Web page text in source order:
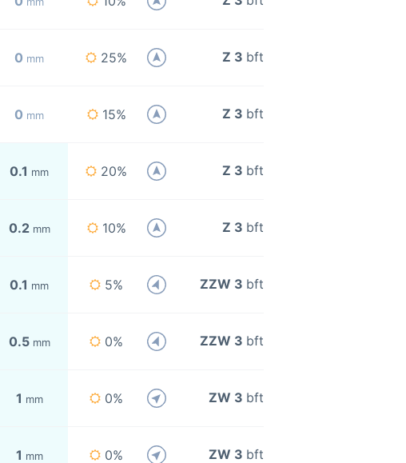
0 mm 25% Z 3 bft
0 mm 15% Z 3 bft
0.1 mm 20% Z 3 bft
0.2 mm 10% Z 3 bft
0.1 mm 5% ZZW 3 bft
0.5 mm 0% ZZW 3 bft
1 mm 0% ZW 3 bft
1 mm 0% ZW 3 bft